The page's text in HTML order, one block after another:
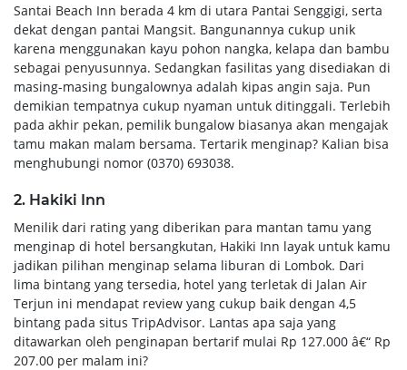
Santai Beach Inn berada 4 km di utara Pantai Senggigi, serta
dekat dengan pantai Mangsit. Bangunannya cukup unik
karena menggunakan kayu pohon nangka, kelapa dan bambu
sebagai penyusunnya. Sedangkan fasilitas yang disediakan di
masing-masing bungalownya adalah kipas angin saja. Pun
demikian tempatnya cukup nyaman untuk ditinggali. Terlebih
pada akhir pekan, pemilik bungalow biasanya akan mengajak
tamu makan malam bersama. Tertarik menginap? Kalian bisa
menghubungi nomor (0370) 693038.
2. Hakiki Inn
Menilik dari rating yang diberikan para mantan tamu yang
menginap di hotel bersangkutan, Hakiki Inn layak untuk kamu
jadikan pilihan menginap selama liburan di Lombok. Dari
lima bintang yang tersedia, hotel yang terletak di Jalan Air
Terjun ini mendapat review yang cukup baik dengan 4,5
bintang pada situs TripAdvisor. Lantas apa saja yang
ditawarkan oleh penginapan bertarif mulai Rp 127.000 â€“ Rp
207.00 per malam ini?